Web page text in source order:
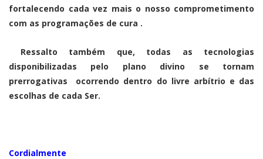
fortalecendo cada vez mais o nosso comprometimento
com as programações de cura .
Ressalto também que, todas as tecnologias
disponibilizadas pelo plano divino se tornam
prerrogativas ocorrendo dentro do livre arbítrio e das
escolhas de cada Ser.
Cordialmente